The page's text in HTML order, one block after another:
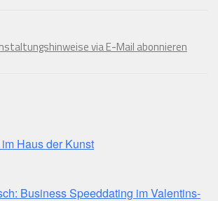
via E-Mail abonnieren
Haus der Kunst
Business Speeddating im Valentins-